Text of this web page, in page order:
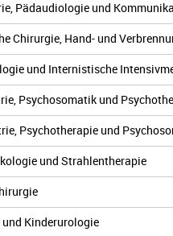
Pädaudiologie und
Chirurgie, Hand- und
und Internistische
Psychosomatik und
Psychotherapie und
und Strahlentherapie
Kinderurologie